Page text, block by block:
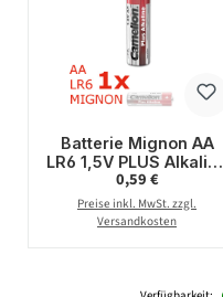
Batterie Mignon AA
LR6 1,5V PLUS Alkaline
- Leistung auf Dauer -
CAMELION
Regulärer Preis:
0,59 €
Preise inkl. MwSt. zzgl.
Versandkosten